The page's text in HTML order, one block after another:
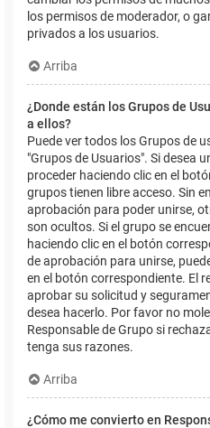
los permisos de moderador, o
privados a los usuarios.
Arriba
¿Donde están los Grupos de
a ellos?
Puede ver todos los Grupos de
"Grupos de Usuarios". Si desea
proceder haciendo clic en el
grupos tienen libre acceso. Sin
aprobación para poder unirse,
son ocultos. Si el grupo se
haciendo clic en el botón
de aprobación para unirse,
en el botón correspondiente. El
aprobar su solicitud y
desea hacerlo. Por favor no
Responsable de Grupo si
tenga sus razones.
Arriba
¿Cómo me convierto en